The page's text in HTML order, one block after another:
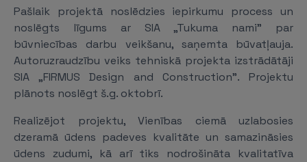
Pašlaik projektā noslēdzies iepirkumu process un
noslēgts līgums ar SIA „Tukuma nami" par
būvniecības darbu veikšanu, saņemta būvatļauja.
Autoruzraudzību veiks tehniskā projekta izstrādātāji
SIA „FIRMUS Design and Construction". Projektu
plānots noslēgt š.g. oktobrī.
Realizējot projektu, Vienības ciemā uzlabosies
dzeramā ūdens padeves kvalitāte un samazināsies
ūdens zudumi, kā arī tiks nodrošināta kvalitatīva